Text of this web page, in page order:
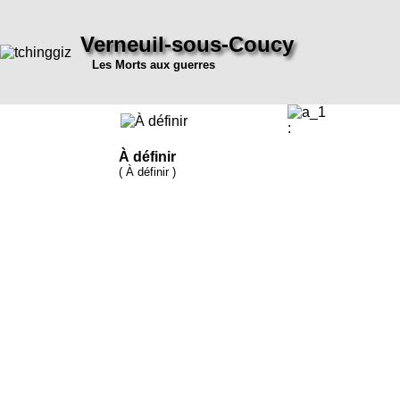
Verneuil-sous-Coucy
Les Morts aux guerres
À définir
( À définir )
: